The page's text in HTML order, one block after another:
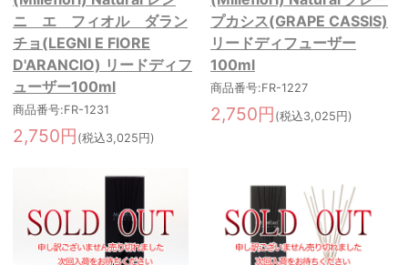
ニ エ フィオル ダラン
チョ(LEGNI E FIORE
D'ARANCIO) リードディフ
ューザー100ml
商品番号:FR-1231
2,750円 (税込3,025円)
プカシス(GRAPE CASSIS)
リードディフューザー
100ml
商品番号:FR-1227
2,750円 (税込3,025円)